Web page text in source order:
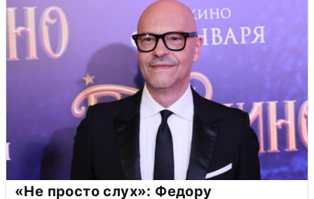
«Не просто слух»: Федору